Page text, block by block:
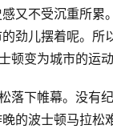
又不受沉重所
劲儿摆着呢。所
顿变为城市的运
落下帷幕。没有
的波士顿马拉